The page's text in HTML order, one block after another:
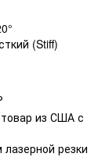
(Stiff)
из США с
резки